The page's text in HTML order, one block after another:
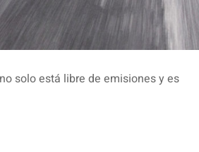
solo está libre de emisiones y es